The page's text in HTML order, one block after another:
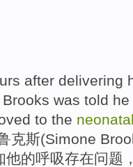
after delivering
Brooks was told he
to the
克斯(Simone
他的呼吸存在问题